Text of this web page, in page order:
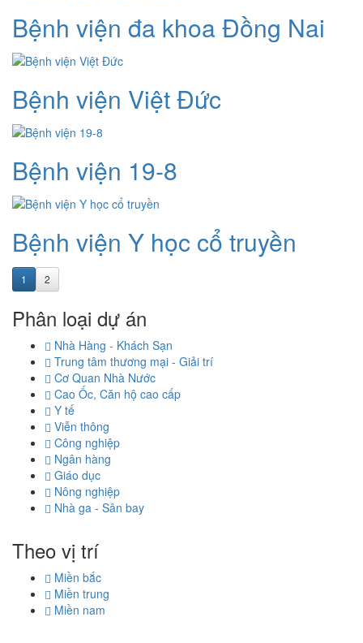
Bệnh viện đa khoa Đồng Nai
Bệnh viện Việt Đức
Bệnh viện 19-8
Bệnh viện Y học cổ truyền
1 2
Phân loại dự án
Nhà Hàng - Khách Sạn
Trung tâm thương mại - Giải trí
Cơ Quan Nhà Nước
Cao Ốc, Căn hộ cao cấp
Y tế
Viễn thông
Công nghiệp
Ngân hàng
Giáo dục
Nông nghiệp
Nhà ga - Sân bay
Theo vị trí
Miền bắc
Miền trung
Miền nam